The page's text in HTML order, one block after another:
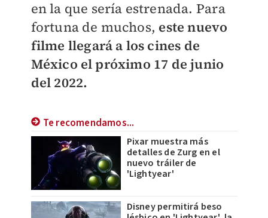
en la que sería estrenada. Para
fortuna de muchos, este nuevo
filme llegará a los cines de
México el próximo 17 de junio
del 2022.
Te recomendamos...
Pixar muestra más
detalles de Zurg en el
nuevo tráiler de
'Lightyear'
Disney permitirá beso